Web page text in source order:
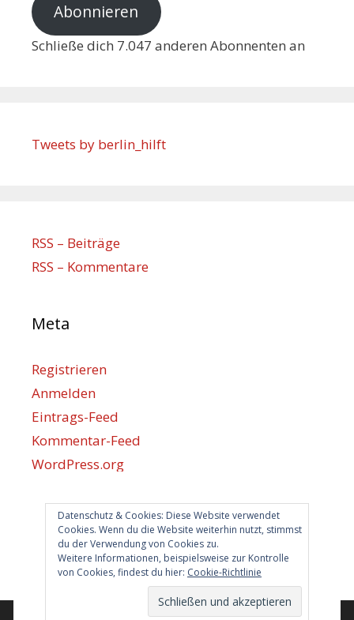
Abonnieren
Schließe dich 7.047 anderen Abonnenten an
Datenschutz & Cookies: Diese Website verwendet
Cookies. Wenn du die Website weiterhin nutzt, stimmst
du der Verwendung von Cookies zu.
Weitere Informationen, beispielsweise zur Kontrolle
von Cookies, findest du hier: Cookie-Richtlinie
Tweets by berlin_hilft
RSS – Beiträge
RSS – Kommentare
Meta
Registrieren
Anmelden
Eintrags-Feed
Kommentar-Feed
WordPress.org
Berlin hilft
info@berlin-hilft.com